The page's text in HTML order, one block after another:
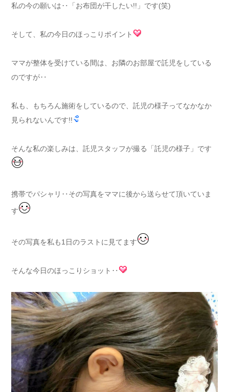
私の今の願いは‥「お布団が干したい!!」です(笑)
そして、私の今日のほっこりポイント
ママが整体を受けている間は、お隣のお部屋で託児をしている
のですが‥
私も、もちろん施術をしているので、託児の様子ってなかなか
見られないんです!!
そんな私の楽しみは、託児スタッフが撮る「託児の様子」です
携帯でパシャリ‥その写真をママに後から送らせて頂いていま
す
その写真を私も1日のラストに見てます
そんな今日のほっこりショット‥